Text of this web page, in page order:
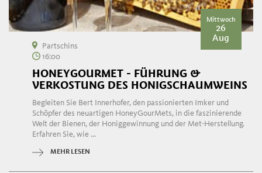
Mittwoch
26
Aug
Partschins
16:00
HONEYGOURMET - FÜHRUNG &
VERKOSTUNG DES HONIGSCHAUMWEINS
Begleiten Sie Bert Innerhofer, den passionierten Imker und
Schöpfer des neuartigen HoneyGourMets, in die faszinierende
Welt der Bienen, der Honiggewinnung und der Met-Herstellung.
Erfahren Sie, wie ...
MEHR LESEN